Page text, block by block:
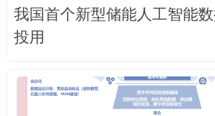
我国首个新型储能人工智能
投用